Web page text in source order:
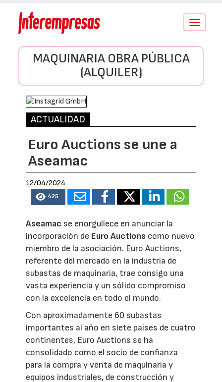
Conmutar
MAQUINARIA OBRA PÚBLICA
(ALQUILER)
ACTUALIDAD
Euro Auctions se une a
Aseamac
12/04/2024
425
Aseamac se enorgullece en anunciar la
incorporación de Euro Auctions como nuevo
miembro de la asociación. Euro Auctions,
referente del mercado en la industria de
subastas de maquinaria, trae consigo una
vasta experiencia y un sólido compromiso
con la excelencia en todo el mundo.
Con aproximadamente 60 subastas
importantes al año en siete países de cuatro
continentes, Euro Auctions se ha
consolidado como el socio de confianza
para la compra y venta de maquinaria y
equipos industriales, de construcción y